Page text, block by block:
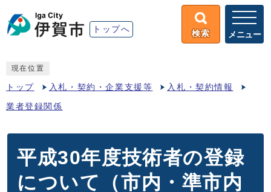
トップへ 検索 メニュー
現在位置
トップ 入札・契約・企業支援等 入札・契約情報
業者登録関係
平成30年度技術者の登録
について（市内・準市内